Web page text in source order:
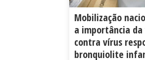
Mobilização
a importância da
contra vírus
bronquiolite